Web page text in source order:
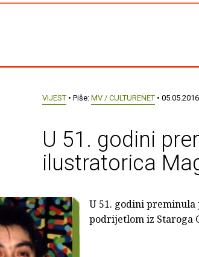
VIJEST • Piše: MV / CULTURENET •
U 51. godini
ilustratorica
U 51. godini
podrijetlom iz Staroga